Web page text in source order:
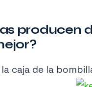
producen
caja de la